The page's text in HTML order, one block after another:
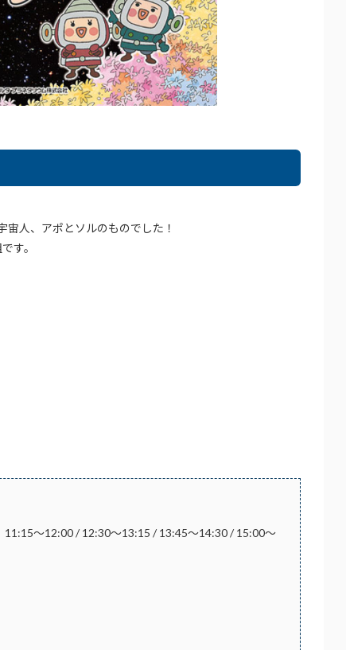
人、アポとソルのものでした！
す。
11:15～12:00 / 12:30～13:15 / 13:45～14:30 / 15:00～